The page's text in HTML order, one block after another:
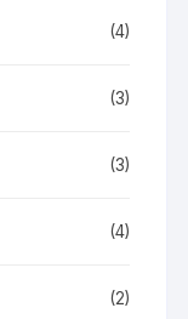
(4)
(3)
(3)
(4)
(2)